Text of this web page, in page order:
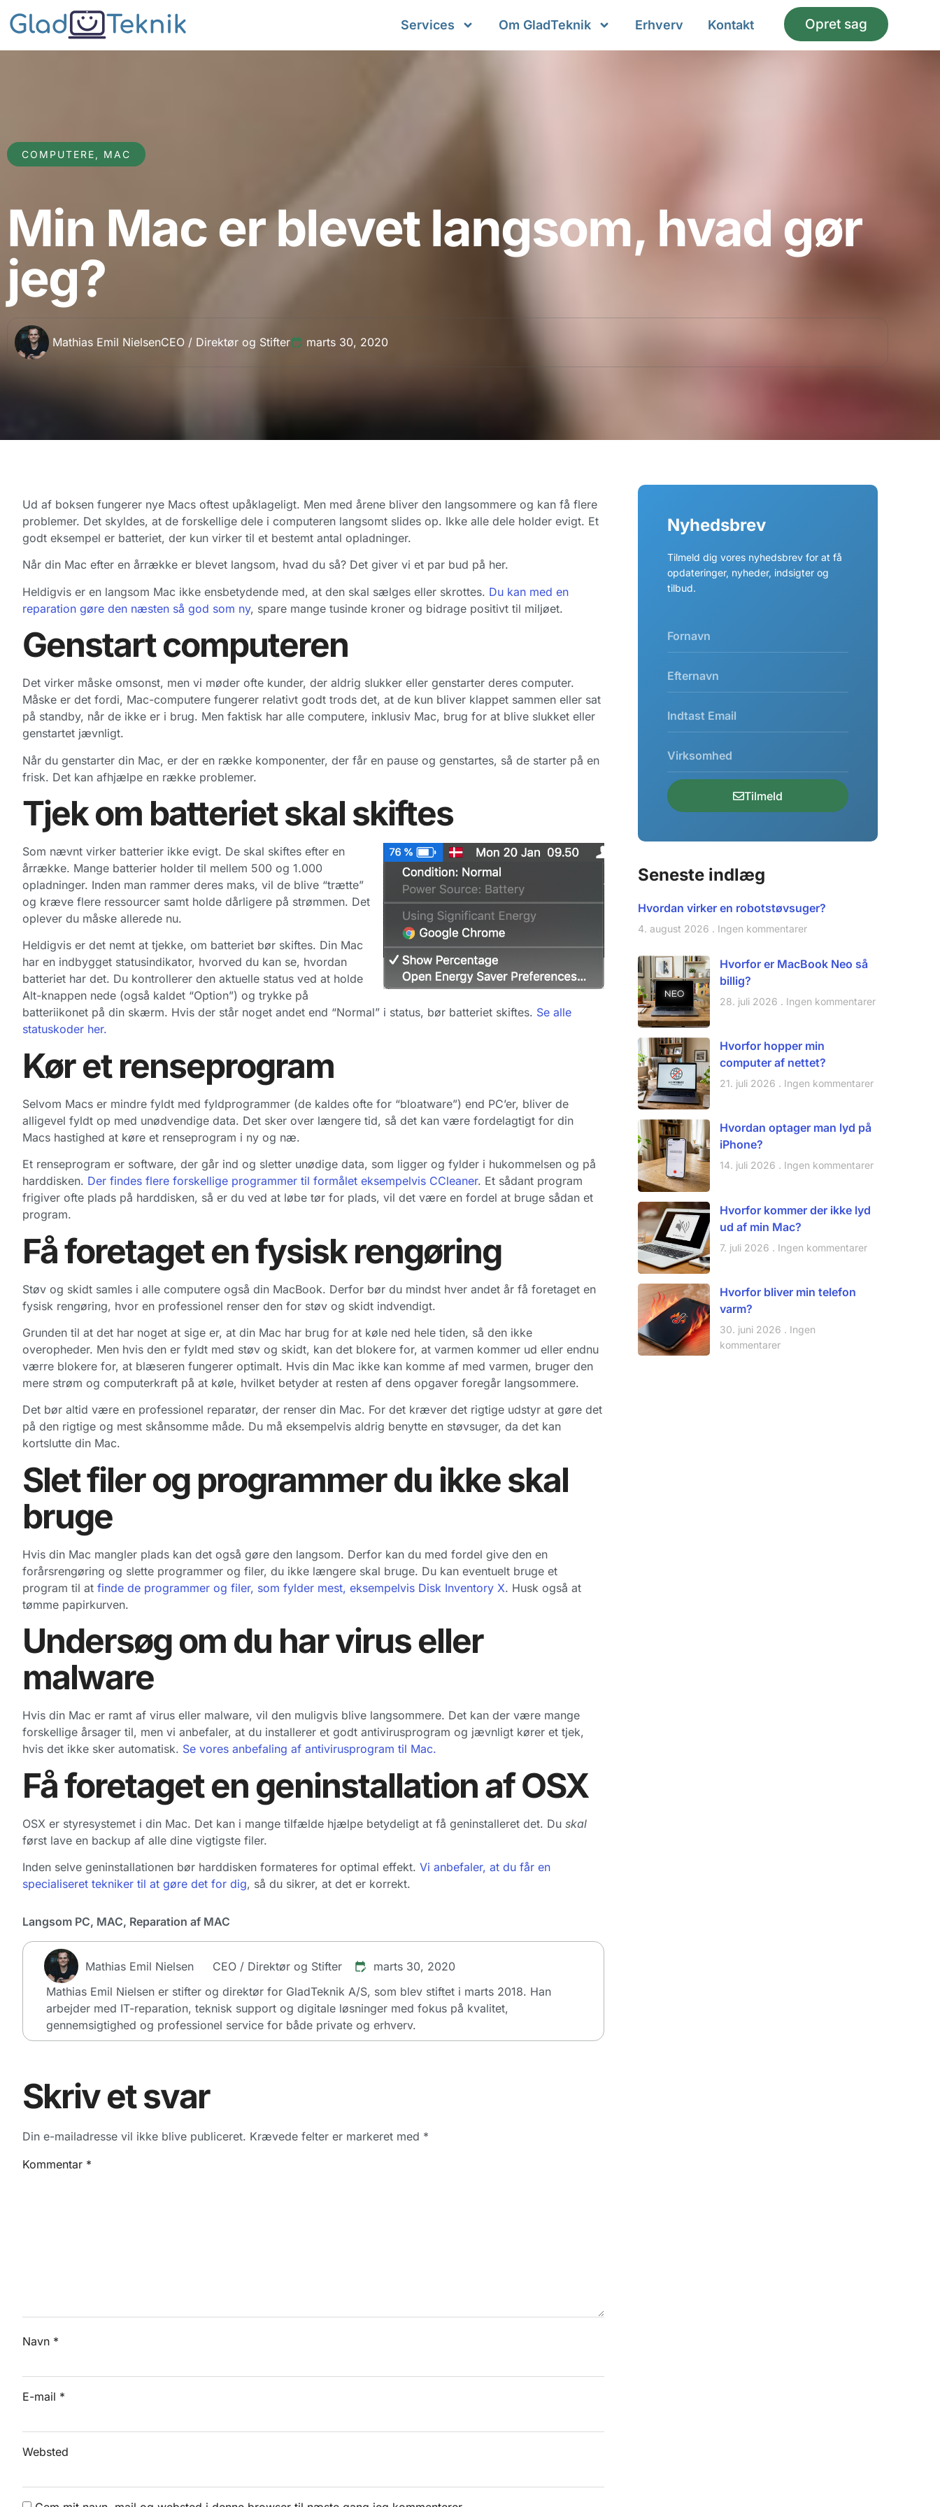
Services Om GladTeknik Erhverv Kontakt Opret sag
COMPUTERE , MAC
Min Mac er blevet langsom, hvad gør
jeg?
Mathias Emil NielsenCEO / Direktør og Stifter marts 30, 2020
Ud af boksen fungerer nye Macs oftest upåklageligt. Men med årene bliver den langsommere og kan få flere
problemer. Det skyldes, at de forskellige dele i computeren langsomt slides op. Ikke alle dele holder evigt. Et
godt eksempel er batteriet, der kun virker til et bestemt antal opladninger.
Når din Mac efter en årrække er blevet langsom, hvad du så? Det giver vi et par bud på her.
Heldigvis er en langsom Mac ikke ensbetydende med, at den skal sælges eller skrottes. Du kan med en
reparation gøre den næsten så god som ny, spare mange tusinde kroner og bidrage positivt til miljøet.
Genstart computeren
Det virker måske omsonst, men vi møder ofte kunder, der aldrig slukker eller genstarter deres computer.
Måske er det fordi, Mac-computere fungerer relativt godt trods det, at de kun bliver klappet sammen eller sat
på standby, når de ikke er i brug. Men faktisk har alle computere, inklusiv Mac, brug for at blive slukket eller
genstartet jævnligt.
Når du genstarter din Mac, er der en række komponenter, der får en pause og genstartes, så de starter på en
frisk. Det kan afhjælpe en række problemer.
Tjek om batteriet skal skiftes
Som nævnt virker batterier ikke evigt. De skal skiftes efter en
årrække. Mange batterier holder til mellem 500 og 1.000
opladninger. Inden man rammer deres maks, vil de blive “trætte”
og kræve flere ressourcer samt holde dårligere på strømmen. Det
oplever du måske allerede nu.
Heldigvis er det nemt at tjekke, om batteriet bør skiftes. Din Mac
har en indbygget statusindikator, hvorved du kan se, hvordan
batteriet har det. Du kontrollerer den aktuelle status ved at holde
Alt-knappen nede (også kaldet “Option”) og trykke på
batteriikonet på din skærm. Hvis der står noget andet end “Normal” i status, bør batteriet skiftes. Se alle
statuskoder her.
Kør et renseprogram
Selvom Macs er mindre fyldt med fyldprogrammer (de kaldes ofte for “bloatware”) end PC’er, bliver de
alligevel fyldt op med unødvendige data. Det sker over længere tid, så det kan være fordelagtigt for din
Macs hastighed at køre et renseprogram i ny og næ.
Et renseprogram er software, der går ind og sletter unødige data, som ligger og fylder i hukommelsen og på
harddisken. Der findes flere forskellige programmer til formålet eksempelvis CCleaner. Et sådant program
frigiver ofte plads på harddisken, så er du ved at løbe tør for plads, vil det være en fordel at bruge sådan et
program.
Få foretaget en fysisk rengøring
Støv og skidt samles i alle computere også din MacBook. Derfor bør du mindst hver andet år få foretaget en
fysisk rengøring, hvor en professionel renser den for støv og skidt indvendigt.
Grunden til at det har noget at sige er, at din Mac har brug for at køle ned hele tiden, så den ikke
overopheder. Men hvis den er fyldt med støv og skidt, kan det blokere for, at varmen kommer ud eller endnu
værre blokere for, at blæseren fungerer optimalt. Hvis din Mac ikke kan komme af med varmen, bruger den
mere strøm og computerkraft på at køle, hvilket betyder at resten af dens opgaver foregår langsommere.
Det bør altid være en professionel reparatør, der renser din Mac. For det kræver det rigtige udstyr at gøre det
på den rigtige og mest skånsomme måde. Du må eksempelvis aldrig benytte en støvsuger, da det kan
kortslutte din Mac.
Slet filer og programmer du ikke skal
bruge
Hvis din Mac mangler plads kan det også gøre den langsom. Derfor kan du med fordel give den en
forårsrengøring og slette programmer og filer, du ikke længere skal bruge. Du kan eventuelt bruge et
program til at finde de programmer og filer, som fylder mest, eksempelvis Disk Inventory X. Husk også at
tømme papirkurven.
Undersøg om du har virus eller
malware
Hvis din Mac er ramt af virus eller malware, vil den muligvis blive langsommere. Det kan der være mange
forskellige årsager til, men vi anbefaler, at du installerer et godt antivirusprogram og jævnligt kører et tjek,
hvis det ikke sker automatisk. Se vores anbefaling af antivirusprogram til Mac.
Få foretaget en geninstallation af OSX
OSX er styresystemet i din Mac. Det kan i mange tilfælde hjælpe betydeligt at få geninstalleret det. Du skal
først lave en backup af alle dine vigtigste filer.
Inden selve geninstallationen bør harddisken formateres for optimal effekt. Vi anbefaler, at du får en
specialiseret tekniker til at gøre det for dig, så du sikrer, at det er korrekt.
Langsom PC, MAC, Reparation af MAC
Mathias Emil Nielsen CEO / Direktør og Stifter
marts 30, 2020
Mathias Emil Nielsen er stifter og direktør for GladTeknik A/S, som blev stiftet i marts 2018. Han
arbejder med IT-reparation, teknisk support og digitale løsninger med fokus på kvalitet,
gennemsigtighed og professionel service for både private og erhverv.
Skriv et svar
Din e-mailadresse vil ikke blive publiceret. Krævede felter er markeret med *
Kommentar *
Navn *
E-mail *
Websted
Nyhedsbrev
Tilmeld dig vores nyhedsbrev for at få
opdateringer, nyheder, indsigter og
tilbud.
Tilmeld
Seneste indlæg
Hvordan virker en robotstøvsuger?
4. august 2026 Ingen kommentarer
Hvorfor er MacBook Neo så
billig?
28. juli 2026 Ingen kommentarer
Hvorfor hopper min
computer af nettet?
21. juli 2026 Ingen kommentarer
Hvordan optager man lyd på
iPhone?
14. juli 2026 Ingen kommentarer
Hvorfor kommer der ikke lyd
ud af min Mac?
7. juli 2026 Ingen kommentarer
Hvorfor bliver min telefon
varm?
30. juni 2026
Ingen
kommentarer